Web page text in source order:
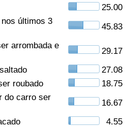
25.00
últimos 3
45.83
arrombada e
29.17
27.08
roubado
18.75
do carro ser
16.67
4.55
país